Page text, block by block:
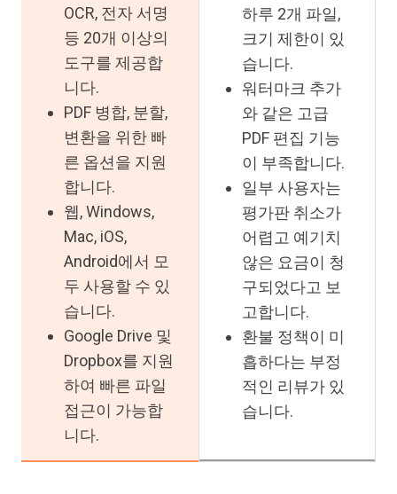
OCR, 전자 서명
등 20개 이상의
도구를 제공합
니다.
PDF 병합, 분할,
변환을 위한 빠
른 옵션을 지원
합니다.
웹, Windows,
Mac, iOS,
Android에서 모
두 사용할 수 있
습니다.
Google Drive 및
Dropbox를 지원
하여 빠른 파일
접근이 가능합
니다.
하루 2개 파일,
크기 제한이 있
습니다.
워터마크 추가
와 같은 고급
PDF 편집 기능
이 부족합니다.
일부 사용자는
평가판 취소가
어렵고 예기치
않은 요금이 청
구되었다고 보
고합니다.
환불 정책이 미
흡하다는 부정
적인 리뷰가 있
습니다.